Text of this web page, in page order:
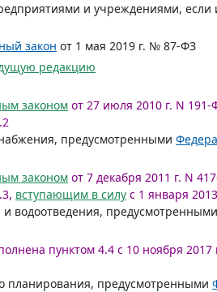
и учреждениями, если
закон от 1 мая 2019 г. № 87-ФЗ
редакцию
законом от 27 июля 2010 г. N 191-
предусмотренными
законом от 7 декабря 2011 г. N
вступающим в силу с 1 января
водоотведения, предусмотренными
пунктом 4.4 с 10 ноября 2017
планирования, предусмотренными